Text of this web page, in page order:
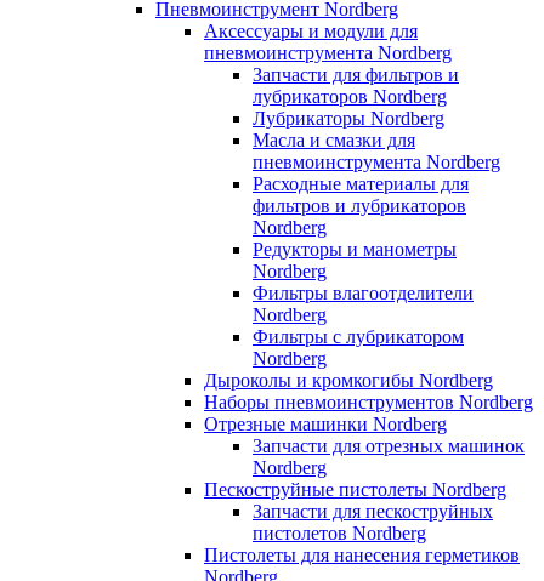
Пневмоинструмент Nordberg
Аксессуары и модули для
пневмоинструмента Nordberg
Запчасти для фильтров и
лубрикаторов Nordberg
Лубрикаторы Nordberg
Масла и смазки для
пневмоинструмента Nordberg
Расходные материалы для
фильтров и лубрикаторов
Nordberg
Редукторы и манометры
Nordberg
Фильтры влагоотделители
Nordberg
Фильтры с лубрикатором
Nordberg
Дыроколы и кромкогибы Nordberg
Наборы пневмоинструментов Nordberg
Отрезные машинки Nordberg
Запчасти для отрезных машинок
Nordberg
Пескоструйные пистолеты Nordberg
Запчасти для пескоструйных
пистолетов Nordberg
Пистолеты для нанесения герметиков
Nordberg